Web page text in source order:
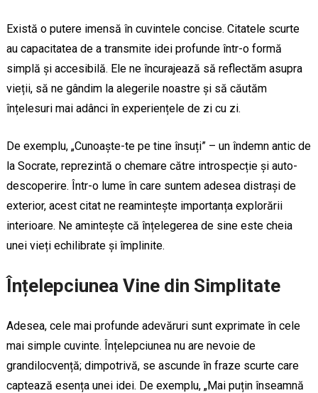
Există o putere imensă în cuvintele concise. Citatele scurte
au capacitatea de a transmite idei profunde într-o formă
simplă și accesibilă. Ele ne încurajează să reflectăm asupra
vieții, să ne gândim la alegerile noastre și să căutăm
înțelesuri mai adânci în experiențele de zi cu zi.
De exemplu, „Cunoaște-te pe tine însuți” – un îndemn antic de
la Socrate, reprezintă o chemare către introspecție și auto-
descoperire. Într-o lume în care suntem adesea distrași de
exterior, acest citat ne reamintește importanța explorării
interioare. Ne amintește că înțelegerea de sine este cheia
unei vieți echilibrate și împlinite.
Înțelepciunea Vine din Simplitate
Adesea, cele mai profunde adevăruri sunt exprimate în cele
mai simple cuvinte. Înțelepciunea nu are nevoie de
grandilocvență; dimpotrivă, se ascunde în fraze scurte care
captează esența unei idei. De exemplu, „Mai puțin înseamnă